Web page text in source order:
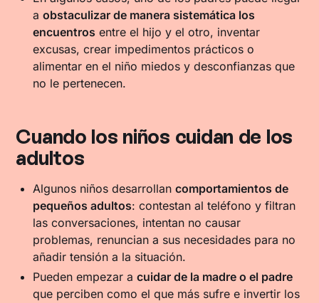
aobstaculizar de manera sistemática los
encuentros entre el hijo y el otro, inventar
excusas, crear impedimentos prácticos o
alimentar en el niño miedos y desconfianzas que
no le pertenecen.
Cuando los niños cuidan de los
adultos
Algunos niños desarrollancomportamientos de
pequeños adultos: contestan al teléfono y filtran
las conversaciones, intentan no causar
problemas, renuncian a sus necesidades para no
añadir tensión a la situación.
Pueden empezar acuidar de la madre o el padre
que perciben como el que más sufre e invertir los